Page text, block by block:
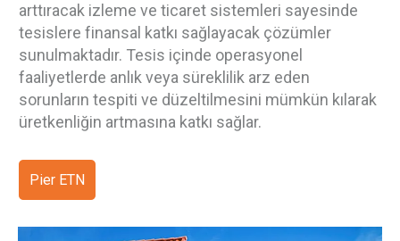
arttıracak izleme ve ticaret sistemleri sayesinde
tesislere finansal katkı sağlayacak çözümler
sunulmaktadır. Tesis içinde operasyonel
faaliyetlerde anlık veya süreklilik arz eden
sorunların tespiti ve düzeltilmesini mümkün kılarak
üretkenliğin artmasına katkı sağlar.
Pier ETN